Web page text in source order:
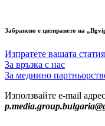
Забранено е цитирането на
Изпратете вашата статия
За връзка с нас
За медиино
Използвайте e-mail